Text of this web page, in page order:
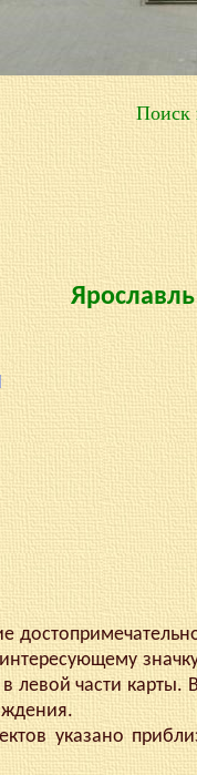
Поиск
Ярославль
части карты.
указано